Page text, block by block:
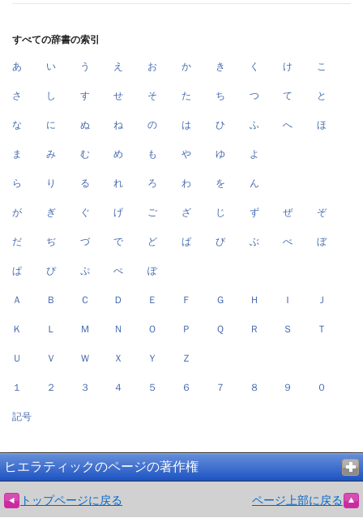
すべての辞書の索引
あ い う え お か き く け こ
さ し す せ そ た ち つ て と
な に ぬ ね の は ひ ふ へ ほ
ま み む め も や ゆ よ
ら り る れ ろ わ を ん
が ぎ ぐ げ ご ざ じ ず ぜ ぞ
だ ぢ づ で ど ば び ぶ べ ぼ
ぱ ぴ ぷ ぺ ぽ
Ａ Ｂ Ｃ Ｄ Ｅ Ｆ Ｇ Ｈ Ｉ Ｊ
Ｋ Ｌ Ｍ Ｎ Ｏ Ｐ Ｑ Ｒ Ｓ Ｔ
Ｕ Ｖ Ｗ Ｘ Ｙ Ｚ
１ ２ ３ ４ ５ ６ ７ ８ ９ ０
記号
ヒエラティックのページの著作権
トップページに戻る ページ上部に戻る